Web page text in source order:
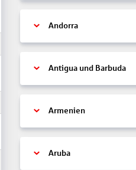
Andorra
Antigua und Barbuda
Armenien
Aruba